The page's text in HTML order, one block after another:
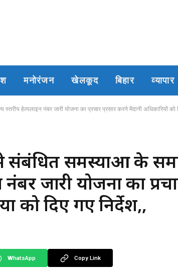
मनोरंजन खेलकूद बिहार व्यापार
हेल्पलाइन नंबर जारी योजना का प्रचार प्रसार करने मैदानी अधिकारियों को
संबंधित समस्याओं के
जारी योजना का
को दिए गए निर्देश,,
WhatsApp Copy Link